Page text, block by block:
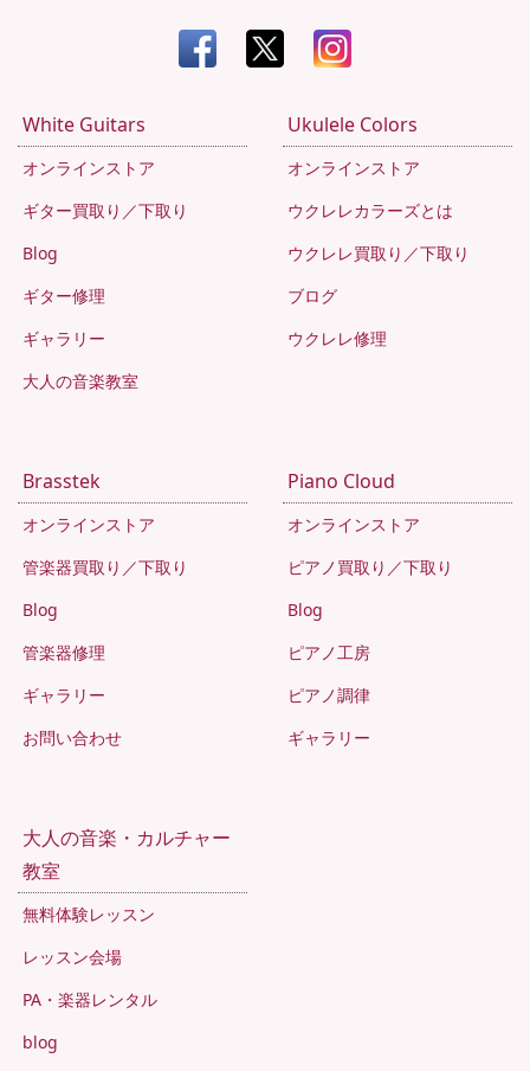
White Guitars
オンラインストア
ギター買取り／下取り
Blog
ギター修理
ギャラリー
大人の音楽教室
Ukulele Colors
オンラインストア
ウクレレカラーズとは
ウクレレ買取り／下取り
ブログ
ウクレレ修理
Brasstek
オンラインストア
管楽器買取り／下取り
Blog
管楽器修理
ギャラリー
お問い合わせ
Piano Cloud
オンラインストア
ピアノ買取り／下取り
Blog
ピアノ工房
ピアノ調律
ギャラリー
大人の音楽・カルチャー
教室
無料体験レッスン
レッスン会場
PA・楽器レンタル
blog